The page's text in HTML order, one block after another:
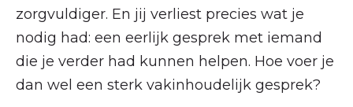
zorgvuldiger. En jij verliest precies wat je
nodig had: een eerlijk gesprek met iemand
die je verder had kunnen helpen. Hoe voer je
dan wel een sterk vakinhoudelijk gesprek?